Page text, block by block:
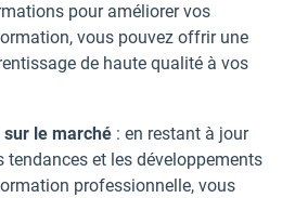
pour améliorer vos
vous pouvez offrir une
de haute qualité à vos
le marché : en restant à jour
tendances et les développements
professionnelle, vous